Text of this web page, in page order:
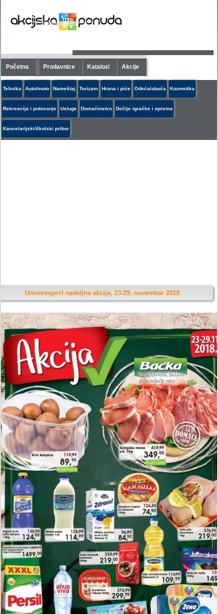
Početna Prodavnice Katalozi Akcije
Tehnika Auto/moto Nameštaj Turizam Hrana i piće Odeća/obuća Kozmetika
Rekreacija i putovanje Usluge Domaćinstvo Dečije igračke i oprema
Kancelarijski/školski pribor
Univerexport nedeljna akcija, 23-29. novembar 2018